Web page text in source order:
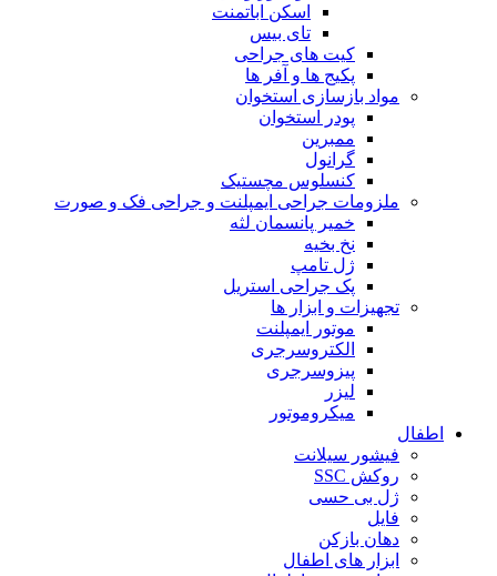
اسکن اباتمنت
تای بیس
کیت های جراحی
پکیج ها و آفر ها
مواد بازسازی استخوان
پودر استخوان
ممبرین
گرانول
کنسلوس مچستیک
ملزومات جراحی ایمپلنت و جراحی فک و صورت
خمیر پانسمان لثه
نخ بخیه
ژل تامپ
پک جراحی استریل
تجهیزات و ابزار ها
موتور ایمپلنت
الکتروسرجری
پیزوسرجری
لیزر
میکروموتور
اطفال
فیشور سیلانت
روکش SSC
ژل بی حسی
فایل
دهان بازکن
ابزار های اطفال